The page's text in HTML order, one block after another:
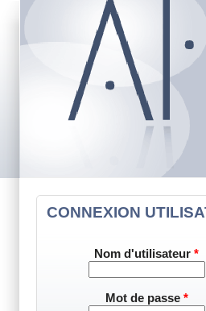
CONNEXION
Nom d'utilisateur *
Mot de passe *